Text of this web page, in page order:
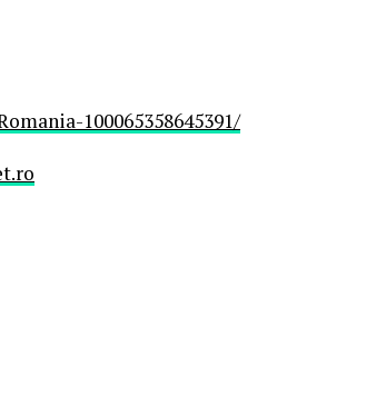
100065358645391/